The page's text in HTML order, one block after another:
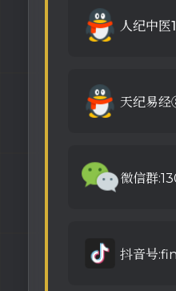
人纪中医
天纪易
微信群
抖音号